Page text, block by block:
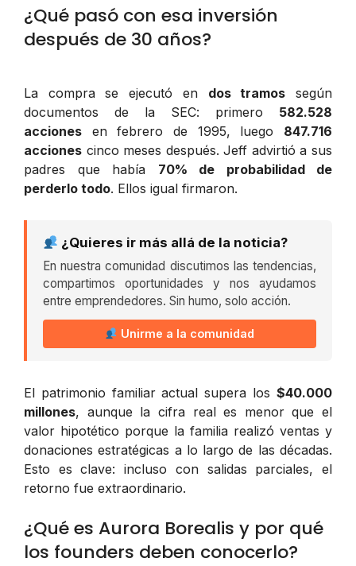
¿Qué pasó con esa inversión
después de 30 años?
La compra se ejecutó en dos tramos según
documentos de la SEC: primero 582.528
acciones en febrero de 1995, luego 847.716
acciones cinco meses después. Jeff advirtió a sus
padres que había 70% de probabilidad de
perderlo todo. Ellos igual firmaron.
¿Quieres ir más allá de la noticia?
En nuestra comunidad discutimos las tendencias,
compartimos oportunidades y nos ayudamos
entre emprendedores. Sin humo, solo acción.
Unirme a la comunidad
El patrimonio familiar actual supera los $40.000
millones, aunque la cifra real es menor que el
valor hipotético porque la familia realizó ventas y
donaciones estratégicas a lo largo de las décadas.
Esto es clave: incluso con salidas parciales, el
retorno fue extraordinario.
¿Qué es Aurora Borealis y por qué
los founders deben conocerlo?